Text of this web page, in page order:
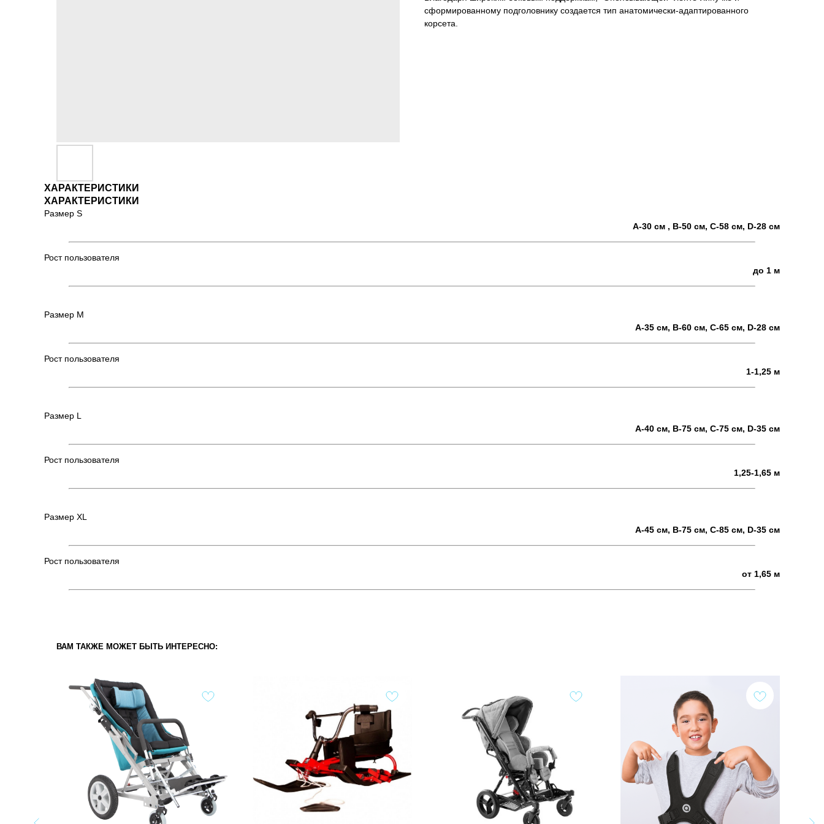
сформированному подголовнику создается тип анатомически-адаптированного
корсета.
ХАРАКТЕРИСТИКИ
ХАРАКТЕРИСТИКИ
Размер S
А-30 см , В-50 см, С-58 см, D-28 см
Рост пользователя
до 1 м
Размер М
А-35 см, В-60 см, С-65 см, D-28 см
Рост пользователя
1-1,25 м
Размер L
А-40 см, В-75 см, С-75 см, D-35 см
Рост пользователя
1,25-1,65 м
Размер XL
А-45 см, В-75 см, С-85 см, D-35 см
Рост пользователя
от 1,65 м
ВАМ ТАКЖЕ МОЖЕТ БЫТЬ ИНТЕРЕСНО: